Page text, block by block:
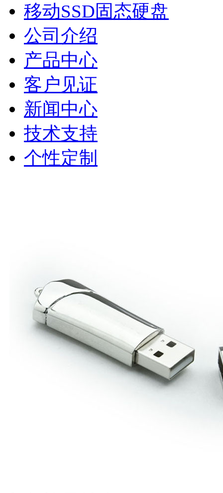
移动SSD固态硬盘
公司介绍
产品中心
客户见证
新闻中心
技术支持
个性定制